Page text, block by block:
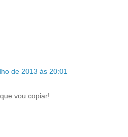
de 2013 às 20:01
vou copiar!